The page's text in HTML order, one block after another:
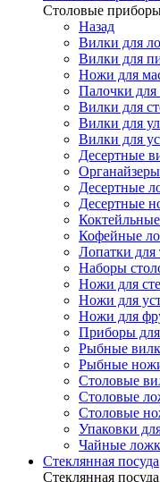
Cтоловые
Назад
Вилки для
Вилки для
Ножи для
Палочки для
Вилки для
Вилки для
Вилки для
Десертные
Десертные
Десертные
Кофейные
Лопатки для
Наборы
Ножи для
Ножи для
Ножи для
Приборы
Рыбные
Рыбные
Столовые
Столовые
Столовые
Упаковки
Чайные
Стеклянная посуда
Стеклянная посуда